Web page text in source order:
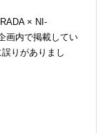
× NI-
画内で掲載してい
りがありまし